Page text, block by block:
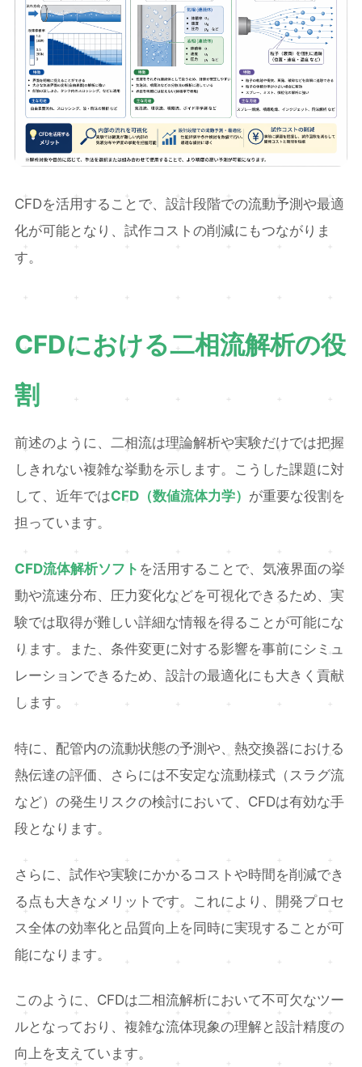
CFDを活用することで、設計段階での流動予測や最適
化が可能となり、試作コストの削減にもつながりま
す。
CFDにおける二相流解析の役
割
前述のように、二相流は理論解析や実験だけでは把握
しきれない複雑な挙動を示します。こうした課題に対
して、近年ではCFD（数値流体力学） が重要な役割を
担っています。
CFD流体解析ソフト を活用することで、気液界面の挙
動や流速分布、圧力変化などを可視化できるため、実
験では取得が難しい詳細な情報を得ることが可能にな
ります。また、条件変更に対する影響を事前にシミュ
レーションできるため、設計の最適化にも大きく貢献
します。
特に、配管内の流動状態の予測や、熱交換器における
熱伝達の評価、さらには不安定な流動様式（スラグ流
など）の発生リスクの検討において、CFDは有効な手
段となります。
さらに、試作や実験にかかるコストや時間を削減でき
る点も大きなメリットです。これにより、開発プロセ
ス全体の効率化と品質向上を同時に実現することが可
能になります。
このように、CFDは二相流解析において不可欠なツー
ルとなっており、複雑な流体現象の理解と設計精度の
向上を支えています。